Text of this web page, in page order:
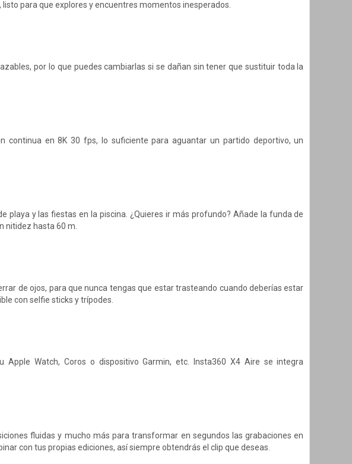
para que explores y encuentres momentos inesperados.
por lo que puedes cambiarlas si se dañan sin tener que sustituir toda la
continua en 8K 30 fps, lo suficiente para aguantar un partido deportivo, un
playa y las fiestas en la piscina. ¿Quieres ir más profundo? Añade la funda de
nitidez hasta 60 m.
de ojos, para que nunca tengas que estar trasteando cuando deberías estar
con selfie sticks y trípodes.
Watch, Coros o dispositivo Garmin, etc. Insta360 X4 Aire se integra
fluidas y mucho más para transformar en segundos las grabaciones en
con tus propias ediciones, así siempre obtendrás el clip que deseas.